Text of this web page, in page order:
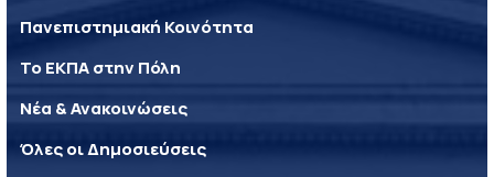
Πανεπιστημιακή Κοινότητα
Το ΕΚΠΑ στην Πόλη
Νέα & Ανακοινώσεις
Όλες οι Δημοσιεύσεις